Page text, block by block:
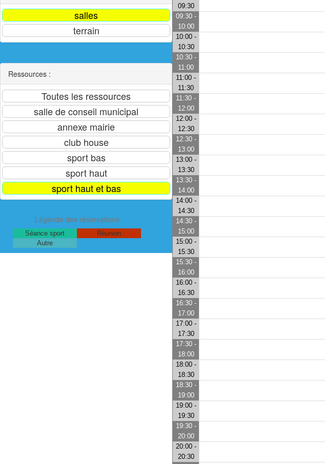
Ressources :
Légende des réservations
Séance sport
Réunion
Autre
09:30
09:30 -
10:00
10:00 -
10:30
10:30 -
11:00
11:00 -
11:30
11:30 -
12:00
12:00 -
12:30
12:30 -
13:00
13:00 -
13:30
13:30 -
14:00
14:00 -
14:30
14:30 -
15:00
15:00 -
15:30
15:30 -
16:00
16:00 -
16:30
16:30 -
17:00
17:00 -
17:30
17:30 -
18:00
18:00 -
18:30
18:30 -
19:00
19:00 -
19:30
19:30 -
20:00
20:00 -
20:30